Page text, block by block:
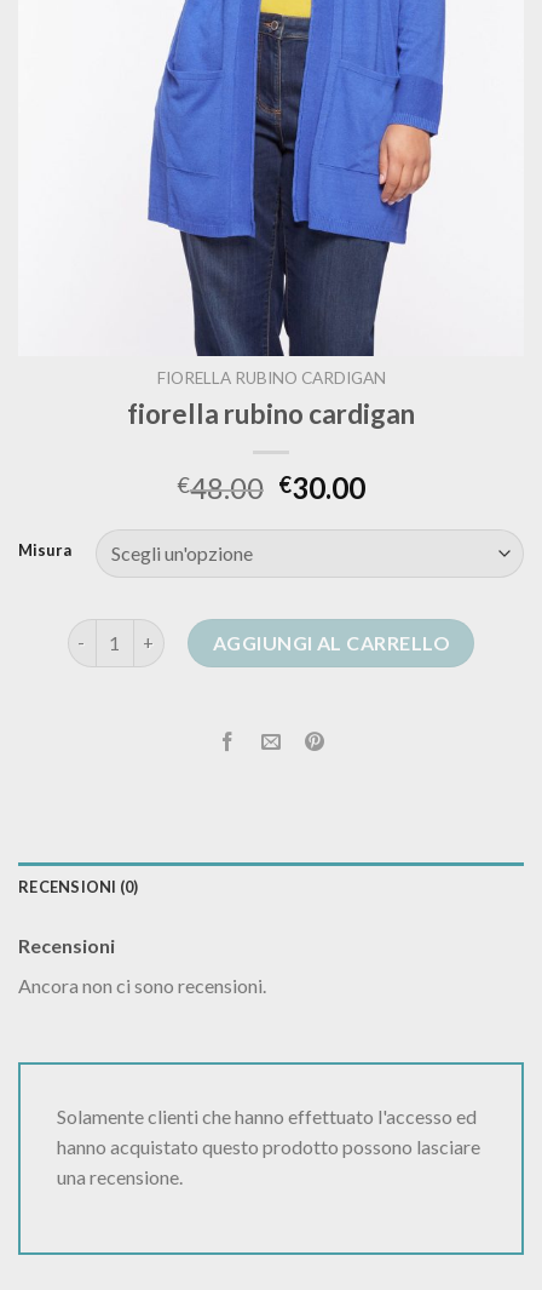
FIORELLA RUBINO CARDIGAN
fiorella rubino cardigan
€48.00 €30.00
Misura
fiorella rubino cardigan quantitàAGGIUNGI AL CARRELLO
RECENSIONI (0)
Recensioni
Ancora non ci sono recensioni.
Solamente clienti che hanno effettuato l'accesso ed
hanno acquistato questo prodotto possono lasciare
una recensione.